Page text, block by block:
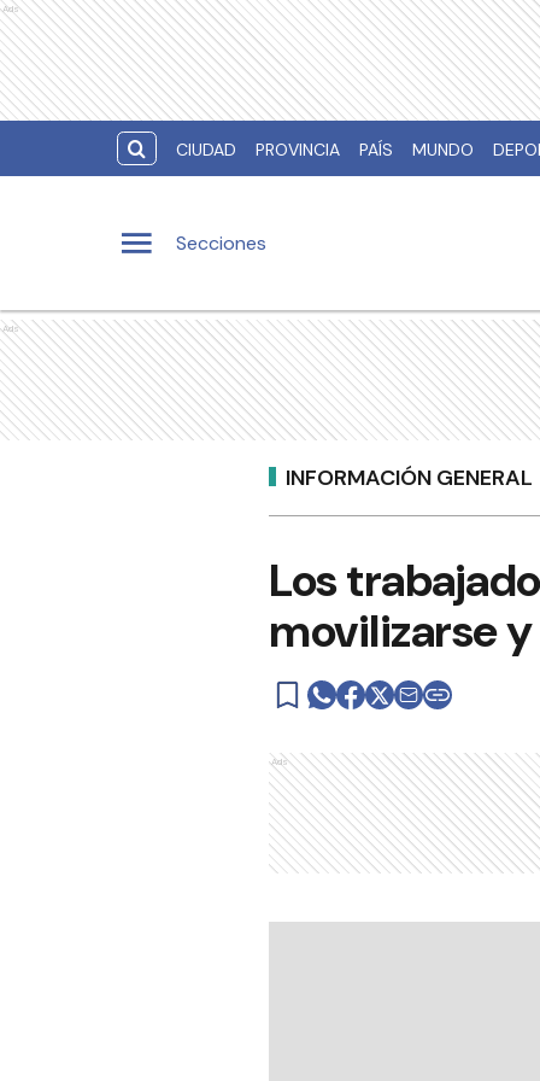
Ads
CIUDAD PROVINCIA PAÍS MUNDO
Secciones
Ads
INFORMACIÓN GENERAL
Los
movilizarse
Ads